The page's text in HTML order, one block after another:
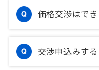
価格交渉はで
交渉申込みす